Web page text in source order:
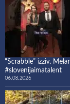
“Scrabble” izziv.
#slovenijaimatalent
06.08.2026